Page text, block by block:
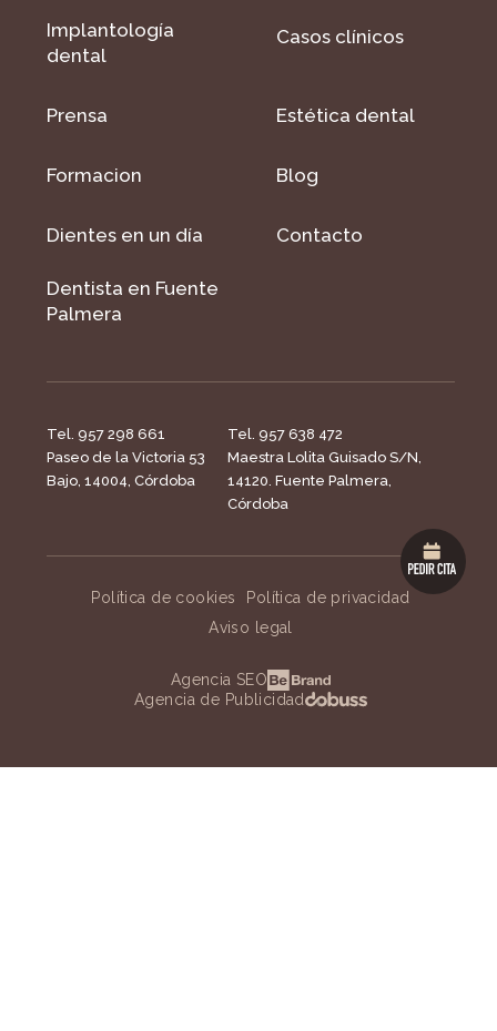
Implantología
dental
Casos clínicos
Prensa Estética dental
Formacion Blog
Dientes en un día Contacto
Dentista en Fuente
Palmera
Tel. 957 298 661
Paseo de la Victoria 53
Bajo, 14004, Córdoba
Tel. 957 638 472
Maestra Lolita Guisado S/N,
14120. Fuente Palmera,
Córdoba
Política de cookies
Política de privacidad
Aviso legal
Agencia SEO
Agencia de Publicidad